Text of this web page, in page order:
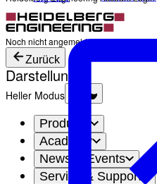
Noch nicht angemeldet?Profil erstellen
Zurück
Darstellung
Heller Modus
Produkte
Academy
News & Events
Service & Support